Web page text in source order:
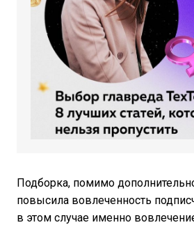
Подборка, помимо
повысила вовлеченность
в этом случае именно